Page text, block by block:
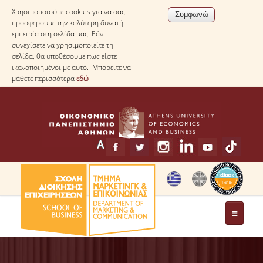
Χρησιμοποιούμε cookies για να σας
προσφέρουμε την καλύτερη δυνατή
εμπειρία στη σελίδα μας. Εάν
συνεχίσετε να χρησιμοποιείτε τη
σελίδα, θα υποθέσουμε πως είστε
ικανοποιημένοι με αυτό. Μπορείτε να
μάθετε περισσότεραεδώ
ΤΟ ΤΜΗΜΑ